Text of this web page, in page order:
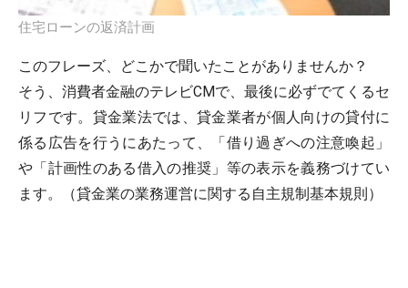
住宅ローンの返済計画
このフレーズ、どこかで聞いたことがありませんか？
そう、消費者金融のテレビCMで、最後に必ずでてくるセ
リフです。貸金業法では、貸金業者が個人向けの貸付に
係る広告を行うにあたって、「借り過ぎへの注意喚起」
や「計画性のある借入の推奨」等の表示を義務づけてい
ます。（貸金業の業務運営に関する自主規制基本規則）